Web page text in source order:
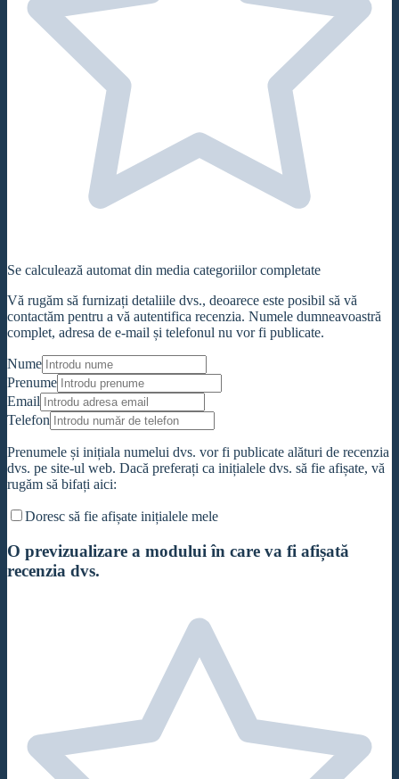
Se calculează automat din media categoriilor completate
Vă rugăm să furnizați detaliile dvs., deoarece este posibil să vă
contactăm pentru a vă autentifica recenzia. Numele dumneavoastră
complet, adresa de e-mail și telefonul nu vor fi publicate.
Nume
Prenume
Email
Telefon
Prenumele și inițiala numelui dvs. vor fi publicate alături de recenzia
dvs. pe site-ul web. Dacă preferați ca inițialele dvs. să fie afișate, vă
rugăm să bifați aici:
Doresc să fie afișate inițialele mele
O previzualizare a modului în care va fi afișată
recenzia dvs.